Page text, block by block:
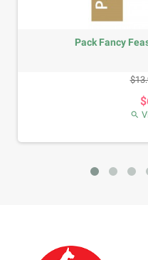
Fancy Feast Filetes Salmon
Precio